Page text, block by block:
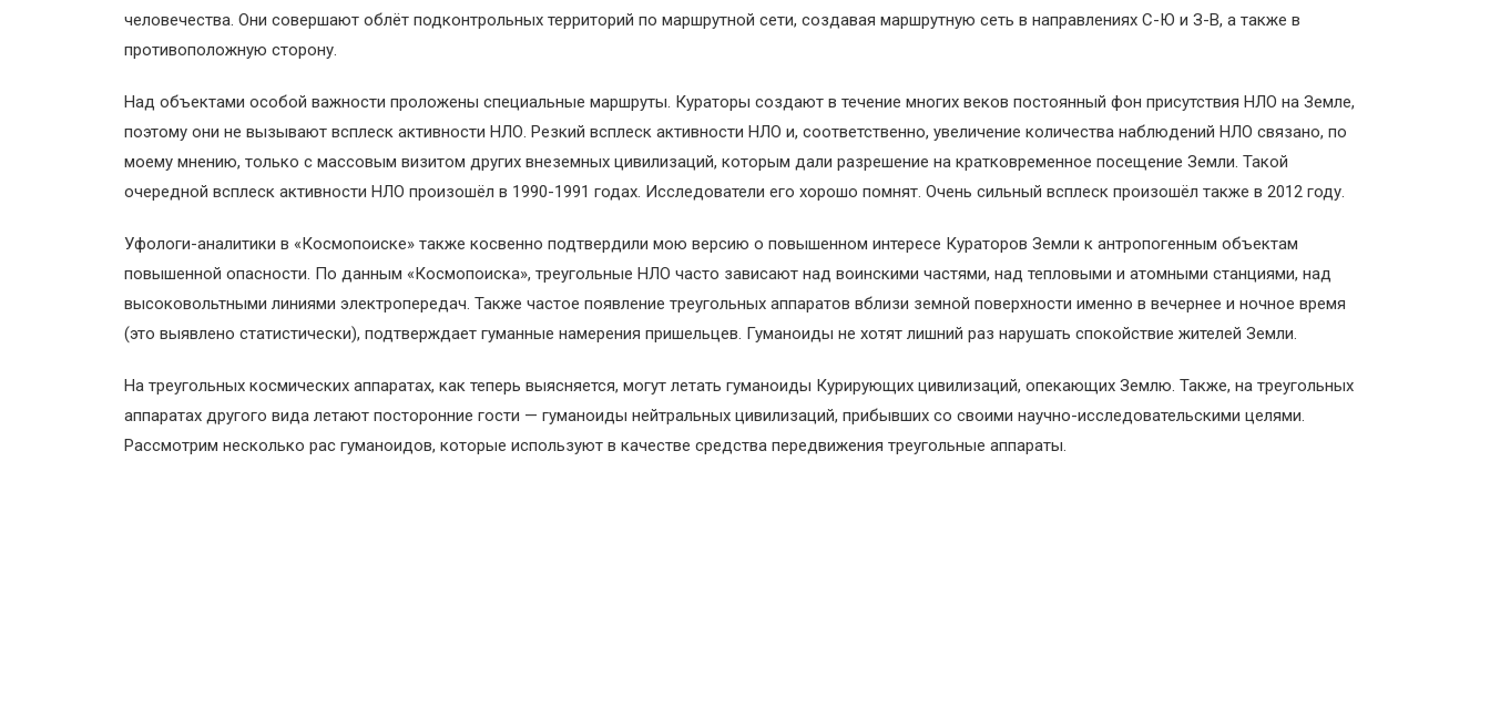
человечества. Они совершают облёт подконтрольных территорий по маршрутной сети, создавая маршрутную сеть в направлениях С-Ю и З-В, а также в
противоположную сторону.
Над объектами особой важности проложены специальные маршруты. Кураторы создают в течение многих веков постоянный фон присутствия НЛО на Земле,
поэтому они не вызывают всплеск активности НЛО. Резкий всплеск активности НЛО и, соответственно, увеличение количества наблюдений НЛО связано, по
моему мнению, только с массовым визитом других внеземных цивилизаций, которым дали разрешение на кратковременное посещение Земли. Такой
очередной всплеск активности НЛО произошёл в 1990-1991 годах. Исследователи его хорошо помнят. Очень сильный всплеск произошёл также в 2012 году.
Уфологи-аналитики в «Космопоиске» также косвенно подтвердили мою версию о повышенном интересе Кураторов Земли к антропогенным объектам
повышенной опасности. По данным «Космопоиска», треугольные НЛО часто зависают над воинскими частями, над тепловыми и атомными станциями, над
высоковольтными линиями электропередач. Также частое появление треугольных аппаратов вблизи земной поверхности именно в вечернее и ночное время
(это выявлено статистически), подтверждает гуманные намерения пришельцев. Гуманоиды не хотят лишний раз нарушать спокойствие жителей Земли.
На треугольных космических аппаратах, как теперь выясняется, могут летать гуманоиды Курирующих цивилизаций, опекающих Землю. Также, на треугольных
аппаратах другого вида летают посторонние гости — гуманоиды нейтральных цивилизаций, прибывших со своими научно-исследовательскими целями.
Рассмотрим несколько рас гуманоидов, которые используют в качестве средства передвижения треугольные аппараты.